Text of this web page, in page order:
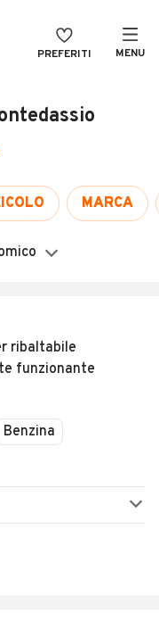
PREFERITI MENU
MARCA